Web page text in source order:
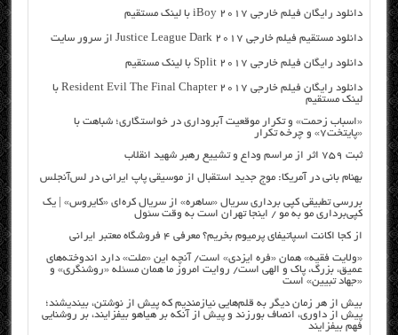
دانلود رایگان فیلم خارجی iBoy 2017 با لینک مستقیم
دانلود مستقیم فیلم خارجی Justice League Dark 2017 از سرور سایت
دانلود رایگان فیلم خارجی Split 2017 با لینک مستقیم
دانلود رایگان فیلم خارجی Resident Evil The Final Chapter 2017 با
لینک مستقیم
«اسباب زحمت» و تکرار موقعیت آبروداری در خواستگاری؛ شباهت با
«پایتخت۷» و چرخه تکرار
ثبت ۷۵۹ اثر از مراسم وداع و تشییع رهبر شهید انقلاب
بهنام بانی در آمریکا: موج جدید استقبال از موسیقی پاپ ایرانی در لس‌آنجلس
بررسی تطبیقی کپی برداری سریال «ساهره» از سریال کره‌ای «کایروس» | یک
کپی‌برداری مو به مو / اینجا تهران است به وقت سئول
از کجا اکانت اسپاتیفای پرمیوم بخریم؟ معرفی ۴ فروشگاه معتبر ایرانی
«ولایت فقیه» همان «فره ایزدی» است/ آنچه این «ملت» دارد اندوخته‌های
عمیق، بزرگ، پاک و الهی است/ روایت امروز ما همان مسئله «روشنگری» و
«جهاد تبیین» است
بیش از هر زمان دیگر به قلم‌هایی نیازمندیم که پیش از نوشتن، بیندیشند؛
پیش از داوری، انصاف بورزند و پیش از آنکه بر هیاهو بیفزایند، بر روشنایی
فهم بیفزایند